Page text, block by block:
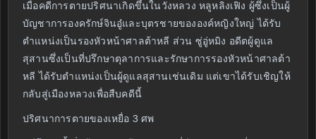
เมื่อคดีการตายปริศนาเกิดขึ้นในวังหลวง หลูหลิงเฟิง ผู้ซึ่งเป็นผู้
บัญชาการองครักษ์จินอู๋และบุตรชายขององค์หญิงใหญ่ ได้รับ
ตำแหน่งเป็นรองหัวหน้าศาลต้าหลี ส่วน ซู่อู่หมิง อดีตผู้ดูแล
สุสานซึ่งเป็นที่ปรึกษาตุลาการและรักษาการรองหัวหน้าศาลต้า
หลี ได้รับตำแหน่งเป็นผู้ดูแลสุสานเช่นเดิม แต่เขาได้รับเชิญให้
กลับสู่เมืองหลวงเพื่อสืบคดีนี้
ปริศนาการตายของเหยื่อ 3 ศพ